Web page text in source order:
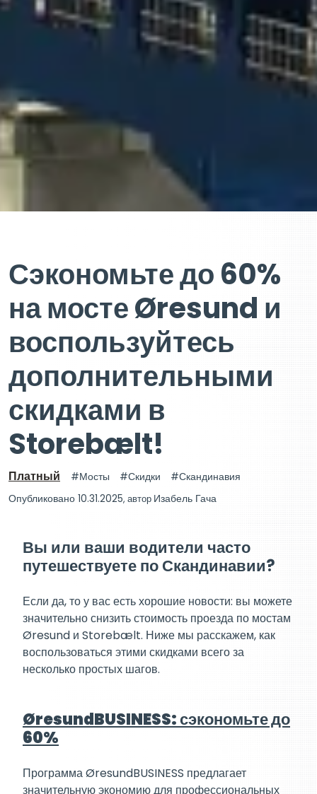
Сэкономьте до 60%
на мосте Øresund и
воспользуйтесь
дополнительными
скидками в
Storebælt!
Платный Мосты Скидки
Скандинавия
Опубликовано 10.31.2025, автор Изабель Гача
Вы или ваши водители часто
путешествуете по Скандинавии?
Если да, то у вас есть хорошие новости: вы можете
значительно снизить стоимость проезда по мостам
Øresund и Storebælt. Ниже мы расскажем, как
воспользоваться этими скидками всего за
несколько простых шагов.
ØresundBUSINESS: сэкономьте до
60%
Программа ØresundBUSINESS предлагает
значительную экономию для профессиональных